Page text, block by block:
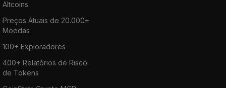
Altcoins
Preços Atuais de 20.000+
Moedas
100+ Exploradores
400+ Relatórios de Risco
de Tokens